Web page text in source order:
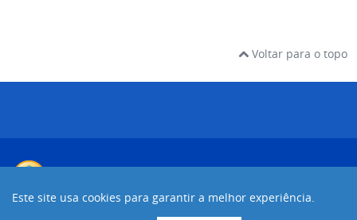
Este site usa cookies para garantir a melhor experiência.
Voltar para o topo